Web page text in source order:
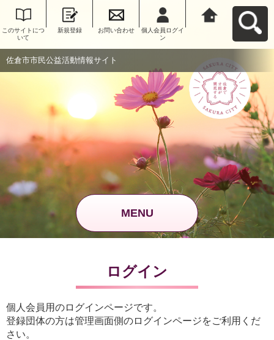
このサイトにつ
いて
新規登録 お問い合わせ
個人会員ログイ
ン
佐倉市市民公益活動情報サイト
MENU
ログイン
個人会員用のログインページです。
登録団体の方は管理画面側のログインページをご利用くだ
さい。